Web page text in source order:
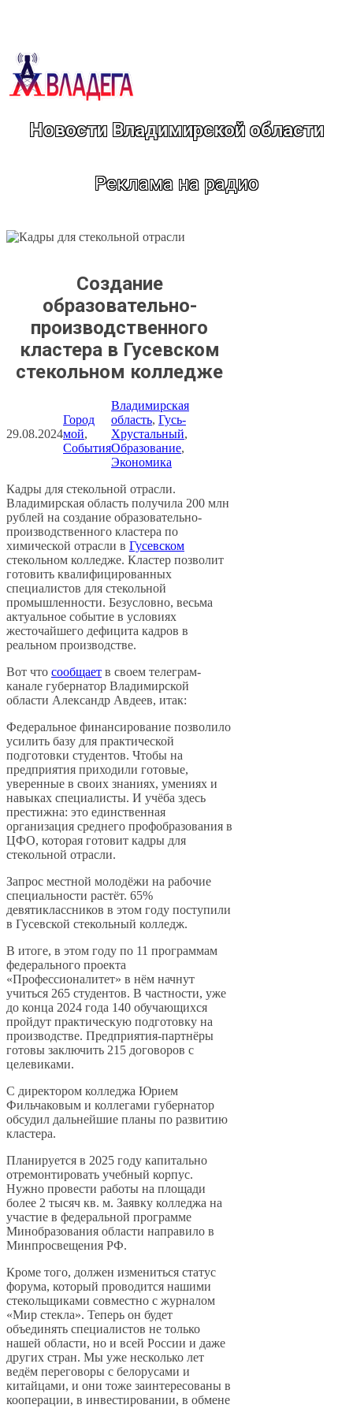
Новости Владимирской области
Реклама на радио
Создание
образовательно-
производственного
кластера в Гусевском
стекольном колледже
29.08.2024
Город
мой
События
Владимирская
область, Гусь-
Хрустальный
Образование
Экономика
Кадры для стекольной отрасли.
Владимирская область получила 200 млн
рублей на создание образовательно-
производственного кластера по
химической отрасли в Гусевском
стекольном колледже. Кластер позволит
готовить квалифицированных
специалистов для стекольной
промышленности. Безусловно, весьма
актуальное событие в условиях
жесточайшего дефицита кадров в
реальном производстве.
Вот что сообщает в своем телеграм-
канале губернатор Владимирской
области Александр Авдеев, итак:
Федеральное финансирование позволило
усилить базу для практической
подготовки студентов. Чтобы на
предприятия приходили готовые,
уверенные в своих знаниях, умениях и
навыках специалисты. И учёба здесь
престижна: это единственная
организация среднего профобразования в
ЦФО, которая готовит кадры для
стекольной отрасли.
Запрос местной молодёжи на рабочие
специальности растёт. 65%
девятиклассников в этом году поступили
в Гусевской стекольный колледж.
В итоге, в этом году по 11 программам
федерального проекта
«Профессионалитет» в нём начнут
учиться 265 студентов. В частности, уже
до конца 2024 года 140 обучающихся
пройдут практическую подготовку на
производстве. Предприятия-партнёры
готовы заключить 215 договоров с
целевиками.
С директором колледжа Юрием
Фильчаковым и коллегами губернатор
обсудил дальнейшие планы по развитию
кластера.
Планируется в 2025 году капитально
отремонтировать учебный корпус.
Нужно провести работы на площади
более 2 тысяч кв. м. Заявку колледжа на
участие в федеральной программе
Минобразования области направило в
Минпросвещения РФ.
Кроме того, должен измениться статус
форума, который проводится нашими
стекольщиками совместно с журналом
«Мир стекла». Теперь он будет
объединять специалистов не только
нашей области, но и всей России и даже
других стран. Мы уже несколько лет
ведём переговоры с белорусами и
китайцами, и они тоже заинтересованы в
кооперации, в инвестировании, в обмене